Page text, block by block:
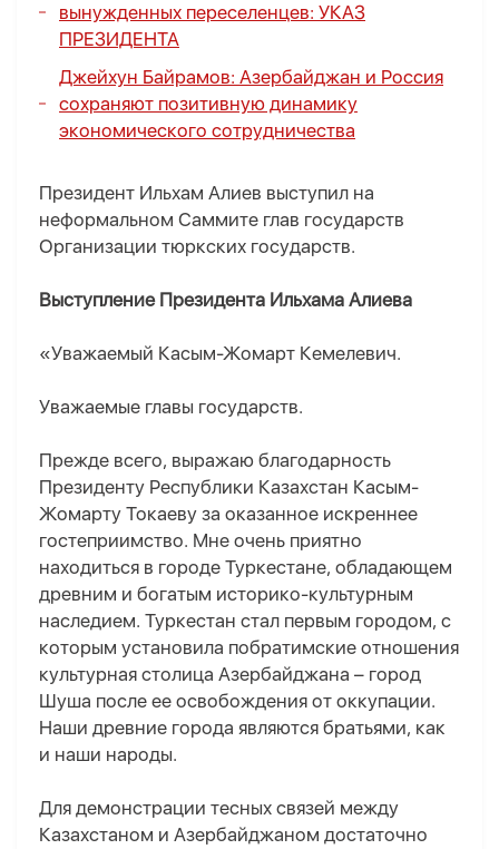
вынужденных переселенцев: УКАЗ
ПРЕЗИДЕНТА
Джейхун Байрамов: Азербайджан и Россия
сохраняют позитивную динамику
экономического сотрудничества
Президент Ильхам Алиев выступил на
неформальном Саммите глав государств
Организации тюркских государств.
Выступление Президента Ильхама Алиева
«Уважаемый Касым-Жомарт Кемелевич.
Уважаемые главы государств.
Прежде всего, выражаю благодарность
Президенту Республики Казахстан Касым-
Жомарту Токаеву за оказанное искреннее
гостеприимство. Мне очень приятно
находиться в городе Туркестане, обладающем
древним и богатым историко-культурным
наследием. Туркестан стал первым городом, с
которым установила побратимские отношения
культурная столица Азербайджана – город
Шуша после ее освобождения от оккупации.
Наши древние города являются братьями, как
и наши народы.
Для демонстрации тесных связей между
Казахстаном и Азербайджаном достаточно